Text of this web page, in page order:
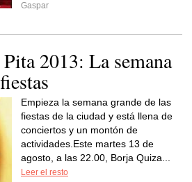
Gaspar
2013: La semana
Empieza la semana grande de las
fiestas de la ciudad y está llena de
conciertos y un montón de
actividades.Este martes 13 de
agosto, a las 22.00, Borja Quiza...
Leer el resto